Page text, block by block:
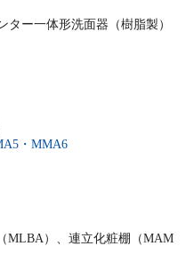
ター一体形洗面器（樹脂製）
・MMA6
MLBA）、連立化粧棚（MAM